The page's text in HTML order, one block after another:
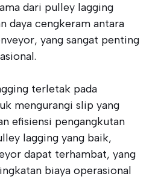
dari pulley lagging
daya cengkeram antara
yang sangat penting
terletak pada
mengurangi slip yang
efisiensi pengangkutan
lagging yang baik,
dapat terhambat, yang
biaya operasional